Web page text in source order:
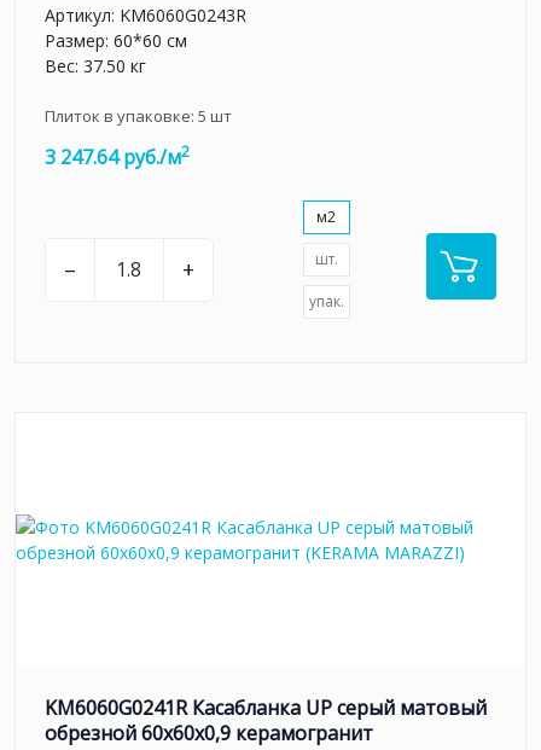
Артикул: KM6060G0243R
Размер: 60*60 см
Вес: 37.50 кг
Плиток в упаковке: 5 шт
3 247.64 руб./м2
– +
м2
шт.
упак.
KM6060G0241R Касабланка UP серый матовый
обрезной 60x60x0,9 керамогранит